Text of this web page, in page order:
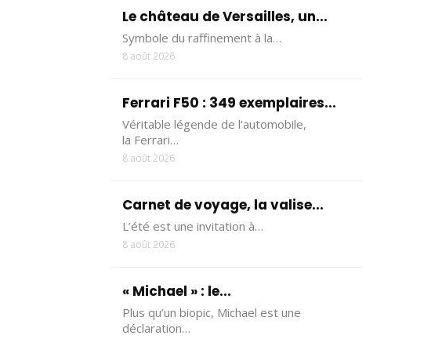
Le château de Versailles, un...
Symbole du raffinement à la…
8 août 2026
Ferrari F50 : 349 exemplaires...
Véritable légende de l’automobile,
la Ferrari…
8 août 2026
Carnet de voyage, la valise...
L’été est une invitation à…
8 août 2026
« Michael » : le...
Plus qu’un biopic, Michael est une
déclaration…